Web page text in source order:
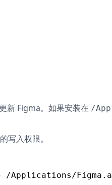
新 Figma。如果安装在 /
写入权限。